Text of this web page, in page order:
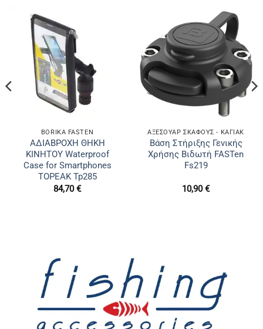
BORIKA FASTEN
ΑΔΙΑΒΡΟΧΗ ΘΗΚΗ
ΚΙΝΗΤΟΥ Waterproof
Case for Smartphones
TOPEAK Tp285
84,70€
ΑΞΕΣΟΥΑΡ ΣΚΑΦΟΥΣ - ΚΑΓΙΑΚ
Βάση Στήριξης Γενικής
Χρήσης Βιδωτή FASTen
Fs219
10,90€